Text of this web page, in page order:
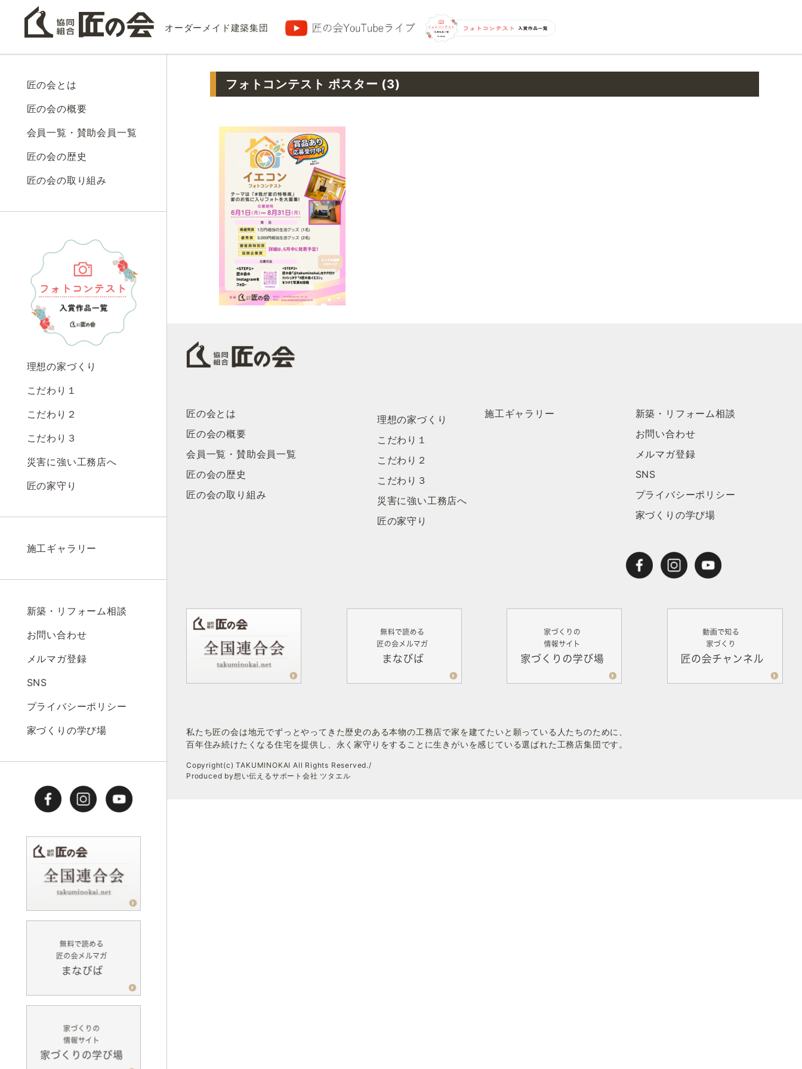
オーダーメイド建築集団
匠の会とは
匠の会の概要
会員一覧・賛助会員一覧
匠の会の歴史
匠の会の取り組み
理想の家づくり
こだわり１
こだわり２
こだわり３
災害に強い工務店へ
匠の家守り
施工ギャラリー
新築・リフォーム相談
お問い合わせ
メルマガ登録
SNS
プライバシーポリシー
家づくりの学び場
フォトコンテスト ポスター (3)
匠の会とは
匠の会の概要
会員一覧・賛助会員一覧
匠の会の歴史
匠の会の取り組み
理想の家づくり
こだわり１
こだわり２
こだわり３
災害に強い工務店へ
匠の家守り
施工ギャラリー
新築・リフォーム相談
お問い合わせ
メルマガ登録
SNS
プライバシーポリシー
家づくりの学び場
私たち匠の会は地元でずっとやってきた歴史のある本物の工務店で家を建てたいと願っている人たちのために、
百年住み続けたくなる住宅を提供し、永く家守りをすることに生きがいを感じている選ばれた工務店集団です。
Copyright(c) TAKUMINOKAI All Rights Reserved./
Produced by想い伝えるサポート会社 ツタエル